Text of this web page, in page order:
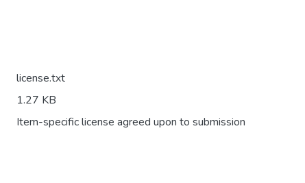
license.txt
1.27 KB
Item-specific license agreed upon to submission